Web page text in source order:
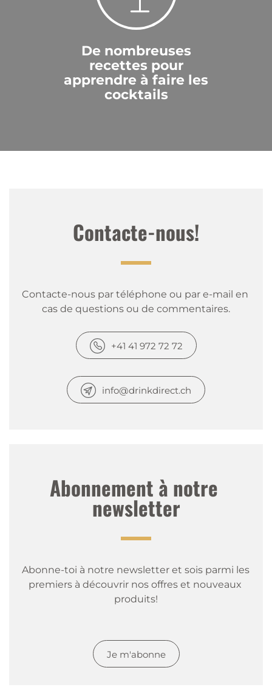
De nombreuses
recettes pour
apprendre à faire les
cocktails
Contacte-nous!
Contacte-nous par téléphone ou par e-mail en
cas de questions ou de commentaires.
+41 41 972 72 72
info@drinkdirect.ch
Abonnement à notre
newsletter
Abonne-toi à notre newsletter et sois parmi les
premiers à découvrir nos offres et nouveaux
produits!
Je m'abonne